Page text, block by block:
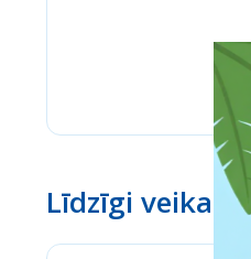
Līdzīgi veikali